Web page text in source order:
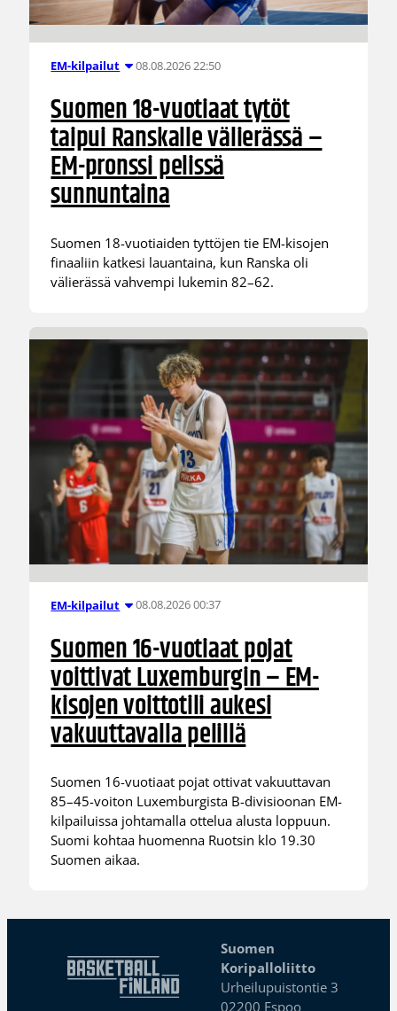
EM-kilpailut 08.08.2026 22:50
Suomen 18-vuotiaat tytöt
taipui Ranskalle välierässä –
EM-pronssi pelissä
sunnuntaina
Suomen 18-vuotiaiden tyttöjen tie EM-kisojen
finaaliin katkesi lauantaina, kun Ranska oli
välierässä vahvempi lukemin 82–62.
EM-kilpailut 08.08.2026 00:37
Suomen 16-vuotiaat pojat
voittivat Luxemburgin – EM-
kisojen voittotili aukesi
vakuuttavalla pelillä
Suomen 16-vuotiaat pojat ottivat vakuuttavan
85–45-voiton Luxemburgista B-divisioonan EM-
kilpailuissa johtamalla ottelua alusta loppuun.
Suomi kohtaa huomenna Ruotsin klo 19.30
Suomen aikaa.
Suomen
Koripalloliitto
Urheilupuistontie 3
02200 Espoo